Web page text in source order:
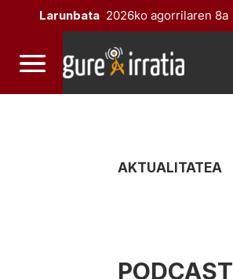
Larunbata 2026ko agorrilaren 8a
AKTUALITATEA